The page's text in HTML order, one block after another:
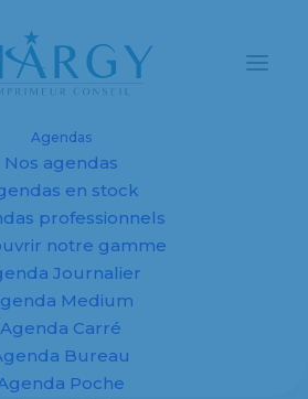
Agendas
Nos agendas
en stock
professionnels
notre gamme
Journalier
Medium
Agenda Carré
Bureau
Poche
graphique
le
!